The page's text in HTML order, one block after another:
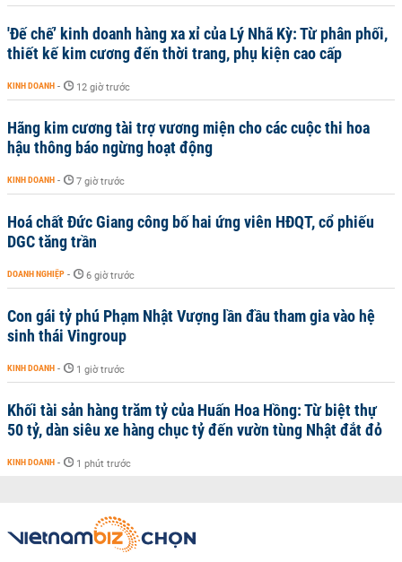
'Đế chế’ kinh doanh hàng xa xỉ của Lý Nhã Kỳ: Từ phân phối,
thiết kế kim cương đến thời trang, phụ kiện cao cấp
KINH DOANH - 12 giờ trước
Hãng kim cương tài trợ vương miện cho các cuộc thi hoa
hậu thông báo ngừng hoạt động
KINH DOANH - 7 giờ trước
Hoá chất Đức Giang công bố hai ứng viên HĐQT, cổ phiếu
DGC tăng trần
DOANH NGHIỆP - 6 giờ trước
Con gái tỷ phú Phạm Nhật Vượng lần đầu tham gia vào hệ
sinh thái Vingroup
KINH DOANH - 1 giờ trước
Khối tài sản hàng trăm tỷ của Huấn Hoa Hồng: Từ biệt thự
50 tỷ, dàn siêu xe hàng chục tỷ đến vườn tùng Nhật đắt đỏ
KINH DOANH - 1 phút trước